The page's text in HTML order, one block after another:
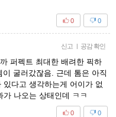
0
0
신고 공감 확인
퍼펙트 최대한 배려한 픽하
굴러갔잖음. 근데 톰은 아직
다고 생각하는게 어이가 없
나오는 상태인데 ㅋㅋ
0
0